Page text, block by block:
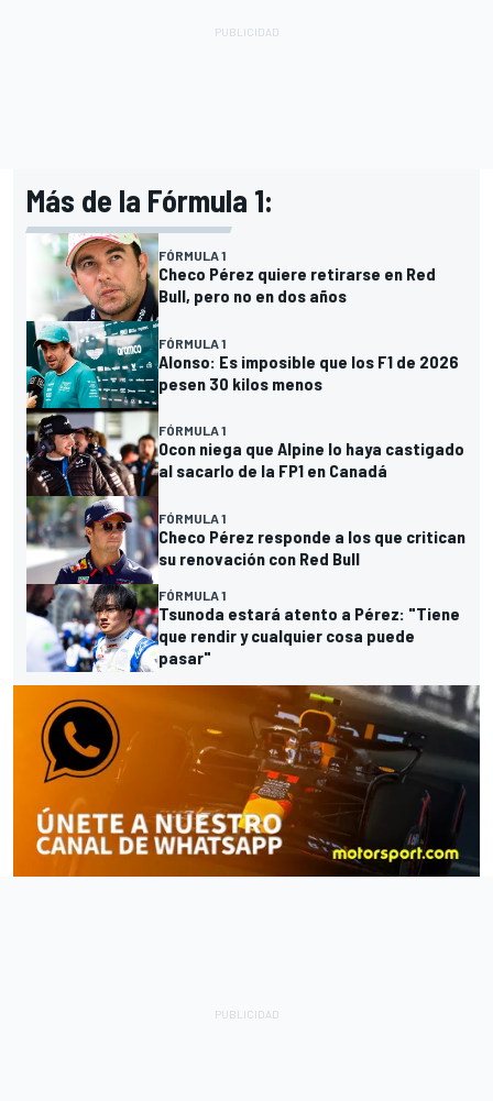
Más de la Fórmula 1:
FÓRMULA 1
Checo Pérez quiere retirarse en Red
Bull, pero no en dos años
FÓRMULA 1
Alonso: Es imposible que los F1 de 2026
pesen 30 kilos menos
FÓRMULA 1
Ocon niega que Alpine lo haya castigado
al sacarlo de la FP1 en Canadá
FÓRMULA 1
Checo Pérez responde a los que critican
su renovación con Red Bull
FÓRMULA 1
Tsunoda estará atento a Pérez: "Tiene
que rendir y cualquier cosa puede
pasar"